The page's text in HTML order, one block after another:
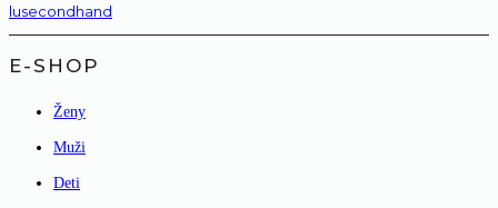
lusecondhand
E-SHOP
Ženy
Muži
Deti